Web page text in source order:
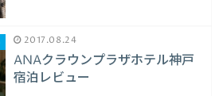
2017.08.24
ANAクラウンプラザホテル神戸
宿泊レビュー